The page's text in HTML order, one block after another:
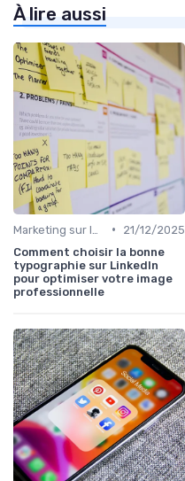
À lire aussi
•
21/12/2025
Comment choisir la bonne
typographie sur LinkedIn
pour optimiser votre image
professionnelle